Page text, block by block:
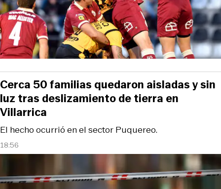
18:56
El hecho ocurrió en el sector Puquereo.
Cerca 50 familias quedaron aisladas y sin
luz tras deslizamiento de tierra en
Villarrica